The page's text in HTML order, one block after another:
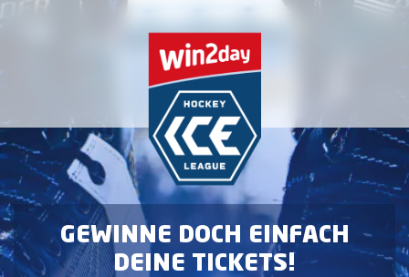
Gewinne doch einfach deine
GEWINNE DOCH EINFACH
DEINE TICKETS!